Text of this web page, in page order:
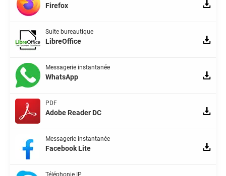
Firefox
Suite bureautique
LibreOffice
Messagerie instantanée
WhatsApp
PDF
Adobe Reader DC
Messagerie instantanée
Facebook Lite
Téléphonie IP